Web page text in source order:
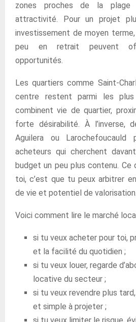
zones proches de la plage
attractivité. Pour un projet
investissement de moyen
peu en retrait peuvent
opportunités.
Les quartiers comme Saint-
centre restent parmi les
combinent vie de quartier,
forte désirabilité. À l’inverse,
Aguilera ou
acheteurs qui cherchent
budget un peu plus contenu. Ce
toi, c’est que tu peux arbitrer
de vie et potentiel de valorisation.
Voici comment lire le marché
si tu veux acheter pour toi,
et la facilité du quotidien ;
si tu veux louer, regarde
locative du secteur ;
si tu veux revendre plus
et simple à projeter ;